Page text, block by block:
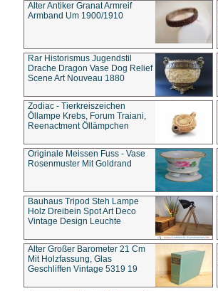
Alter Antiker Granat Armreif
Armband Um 1900/1910
Rar Historismus Jugendstil
Drache Dragon Vase Dog Relief
Scene Art Nouveau 1880
Zodiac - Tierkreiszeichen
Öllampe Krebs, Forum Traiani,
Reenactment Öllämpchen
Originale Meissen Fuss - Vase
Rosenmuster Mit Goldrand
Bauhaus Tripod Steh Lampe
Holz Dreibein Spot Art Deco
Vintage Design Leuchte
Alter Großer Barometer 21 Cm
Mit Holzfassung, Glas
Geschliffen Vintage 5319 19